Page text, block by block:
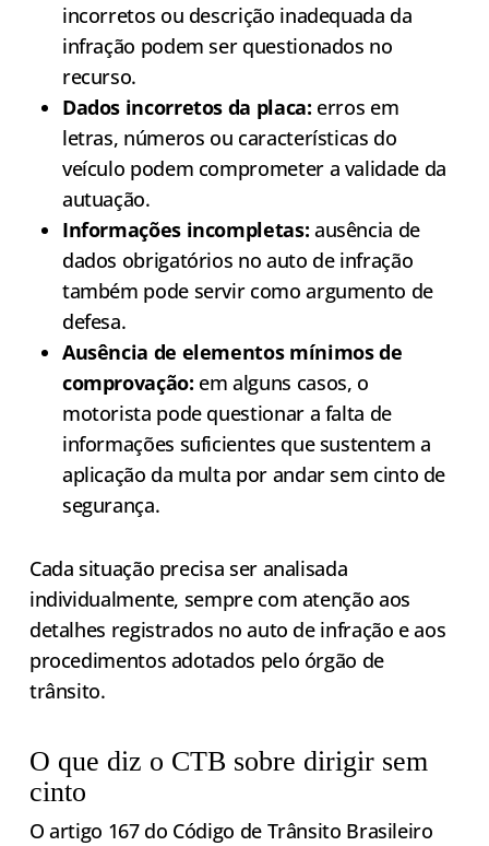
incorretos ou descrição inadequada da
infração podem ser questionados no
recurso.
Dados incorretos da placa: erros em
letras, números ou características do
veículo podem comprometer a validade da
autuação.
Informações incompletas: ausência de
dados obrigatórios no auto de infração
também pode servir como argumento de
defesa.
Ausência de elementos mínimos de
comprovação: em alguns casos, o
motorista pode questionar a falta de
informações suficientes que sustentem a
aplicação da multa por andar sem cinto de
segurança.
Cada situação precisa ser analisada
individualmente, sempre com atenção aos
detalhes registrados no auto de infração e aos
procedimentos adotados pelo órgão de
trânsito.
O que diz o CTB sobre dirigir sem
cinto
O artigo 167 do Código de Trânsito Brasileiro